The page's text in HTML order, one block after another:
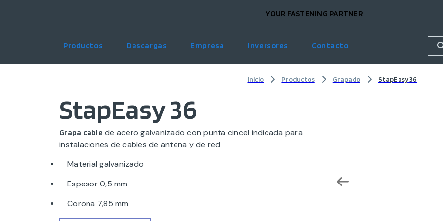
YOUR FASTENING PARTNER
Productos Descargas Empresa Inversores Contacto
Inicio Productos Grapado StapEasy 36
StapEasy 36
Grapa cable de acero galvanizado con punta cincel indicada para
instalaciones de cables de antena y de red
Material galvanizado
Espesor 0,5 mm
Corona 7,85 mm